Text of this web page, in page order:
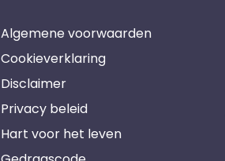
Algemene voorwaarden
Cookieverklaring
Disclaimer
Privacy beleid
Hart voor het leven